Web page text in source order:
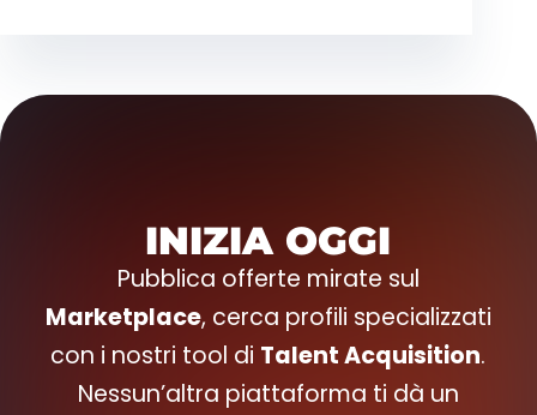
INIZIA OGGI
Pubblica offerte mirate sul
Marketplace, cerca profili specializzati
con i nostri tool di Talent Acquisition.
Nessun’altra piattaforma ti dà un